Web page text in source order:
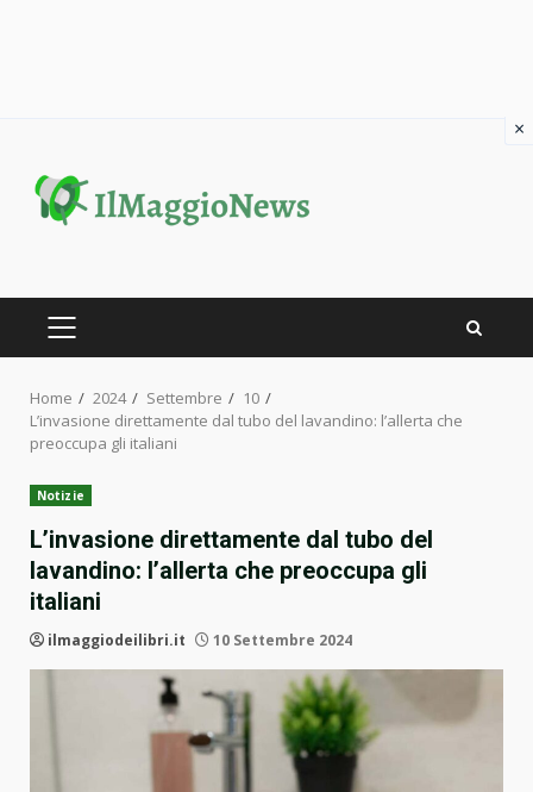
content
PRIMARY
Home 2024 Settembre
10
L’invasione direttamente dal tubo del lavandino: l’allerta che
preoccupa gli italiani
Notizie
L’invasione direttamente dal tubo del
lavandino: l’allerta che preoccupa gli
italiani
ilmaggiodeilibri.it 10 Settembre 2024
×